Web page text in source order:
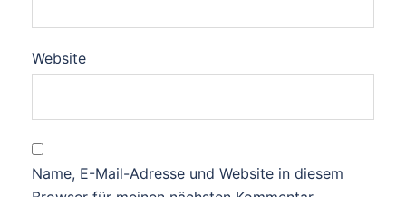
Website
Name, E-Mail-Adresse und Website in diesem